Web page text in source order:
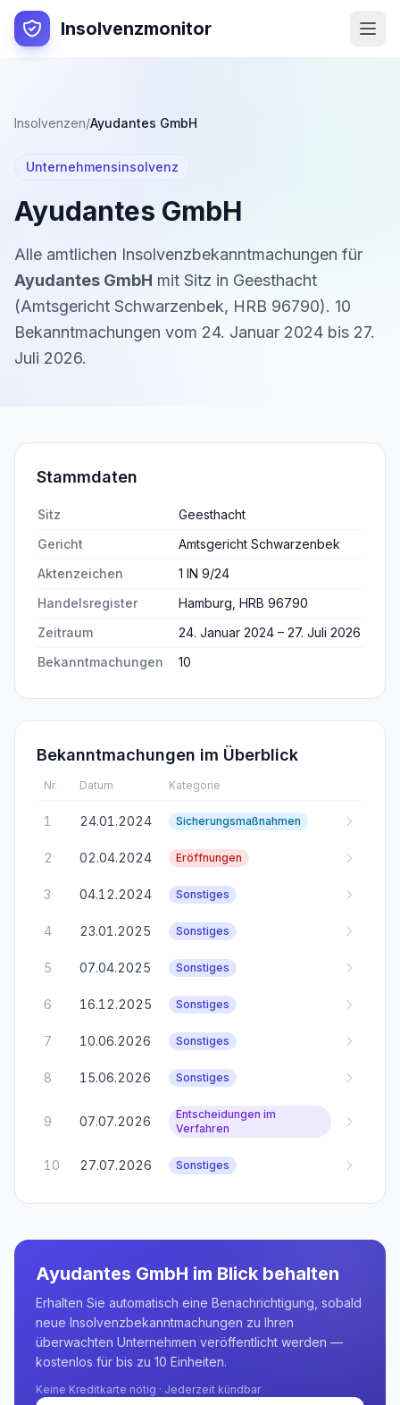
Insolvenzmonitor
Insolvenzen/Ayudantes GmbH
Unternehmensinsolvenz
Ayudantes GmbH
Alle amtlichen Insolvenzbekanntmachungen für
Ayudantes GmbH mit Sitz in Geesthacht
(Amtsgericht Schwarzenbek, HRB 96790). 10
Bekanntmachungen vom 24. Januar 2024 bis 27.
Juli 2026.
Stammdaten
Sitz
Geesthacht
Gericht
Amtsgericht Schwarzenbek
Aktenzeichen
1 IN 9/24
Handelsregister
Hamburg, HRB 96790
Zeitraum
24. Januar 2024 – 27. Juli 2026
Bekanntmachungen
10
Bekanntmachungen im Überblick
Nr. Datum Kategorie
1 24.01.2024 Sicherungsmaßnahmen
2 02.04.2024 Eröffnungen
3 04.12.2024 Sonstiges
4 23.01.2025 Sonstiges
5 07.04.2025 Sonstiges
6 16.12.2025 Sonstiges
7 10.06.2026 Sonstiges
8 15.06.2026 Sonstiges
9 07.07.2026
Entscheidungen im
Verfahren
10 27.07.2026 Sonstiges
Ayudantes GmbH im Blick behalten
Erhalten Sie automatisch eine Benachrichtigung, sobald
neue Insolvenzbekanntmachungen zu Ihren
überwachten Unternehmen veröffentlicht werden —
kostenlos für bis zu 10 Einheiten.
Keine Kreditkarte nötig · Jederzeit kündbar